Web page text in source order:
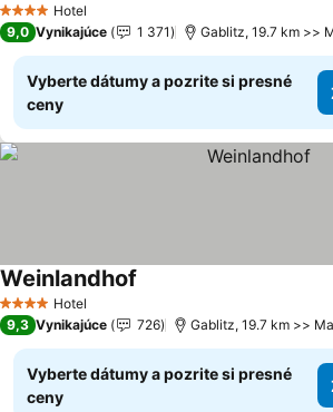
4 Počet hviezdičiek
Hotel
Zobraziť ceny
9,0 Vynikajúce 1 371 Gablitz, 19.7 km >>
Vyberte dátumy a pozrite si presné
ceny
4 Počet hviezdičiek
Hotel
Weinlandhof
9,3 Vynikajúce 726 Gablitz, 19.7 km >>
Vyberte dátumy a pozrite si presné
ceny